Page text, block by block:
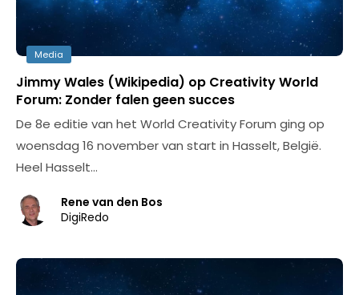
Media
Jimmy Wales (Wikipedia) op Creativity World
Forum: Zonder falen geen succes
De 8e editie van het World Creativity Forum ging op
woensdag 16 november van start in Hasselt, België.
Heel Hasselt…
Rene van den Bos
DigiRedo